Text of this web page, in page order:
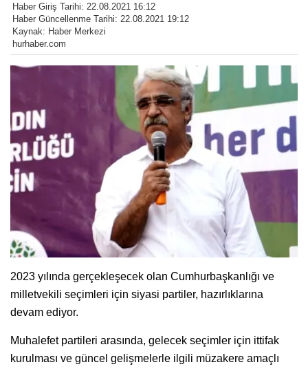
Haber Giriş Tarihi: 22.08.2021 16:12
Haber Güncellenme Tarihi: 22.08.2021 19:12
Kaynak: Haber Merkezi
hurhaber.com
2023 yılında gerçekleşecek olan Cumhurbaşkanlığı ve
milletvekili seçimleri için siyasi partiler, hazırlıklarına
devam ediyor.
Muhalefet partileri arasında, gelecek seçimler için ittifak
kurulması ve güncel gelişmelerle ilgili müzakere amaçlı